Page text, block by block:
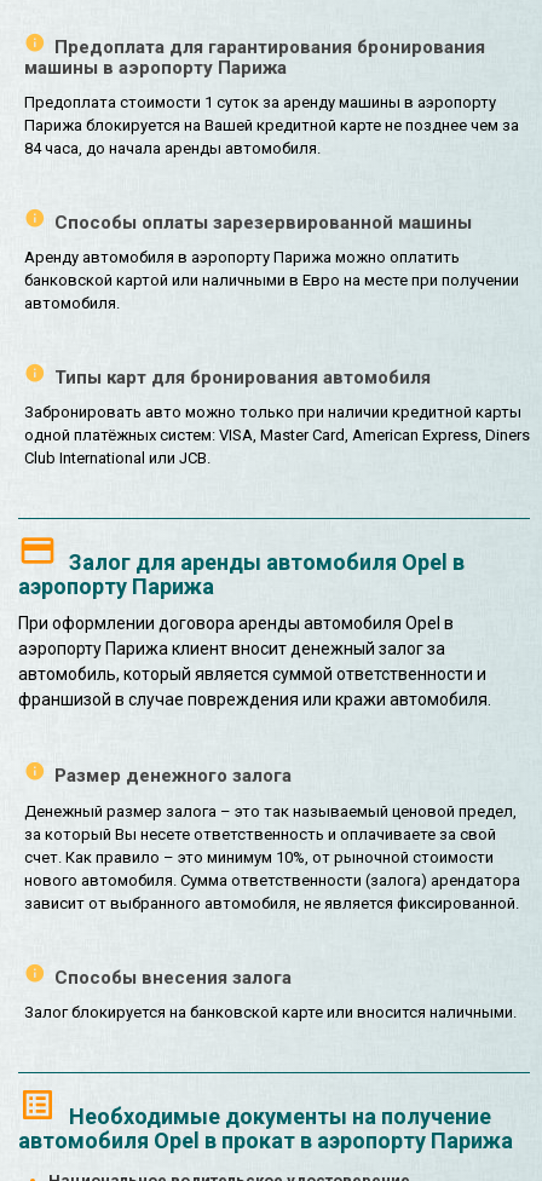
Предоплата для гарантирования бронирования
машины в аэропорту Парижа
Предоплата стоимости 1 суток за аренду машины в аэропорту
Парижа блокируется на Вашей кредитной карте не позднее чем за
84 часа, до начала аренды автомобиля.
Способы оплаты зарезервированной машины
Аренду автомобиля в аэропорту Парижа можно оплатить
банковской картой или наличными в Евро на месте при получении
автомобиля.
Типы карт для бронирования автомобиля
Забронировать авто можно только при наличии кредитной карты
одной платёжных систем: VISA, Master Card, American Express, Diners
Club International или JCB.
Залог для аренды автомобиля Opel в
аэропорту Парижа
При оформлении договора аренды автомобиля Opel в
аэропорту Парижа клиент вносит денежный залог за
автомобиль, который является суммой ответственности и
франшизой в случае повреждения или кражи автомобиля.
Размер денежного залога
Денежный размер залога – это так называемый ценовой предел,
за который Вы несете ответственность и оплачиваете за свой
счет. Как правило – это минимум 10%, от рыночной стоимости
нового автомобиля. Сумма ответственности (залога) арендатора
зависит от выбранного автомобиля, не является фиксированной.
Способы внесения залога
Залог блокируется на банковской карте или вносится наличными.
Необходимые документы на получение
автомобиля Opel в прокат в аэропорту Парижа